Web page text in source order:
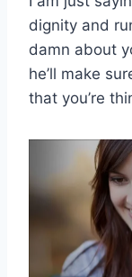
dignity and
damn about
he’ll make
that you’re